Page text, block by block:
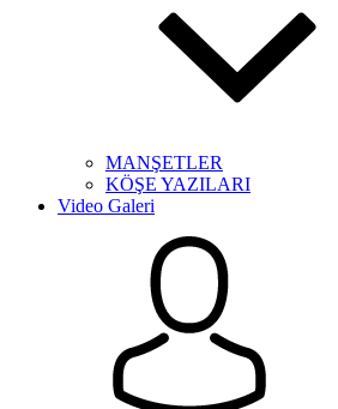
MANŞETLER
KÖŞE YAZILARI
Video Galeri